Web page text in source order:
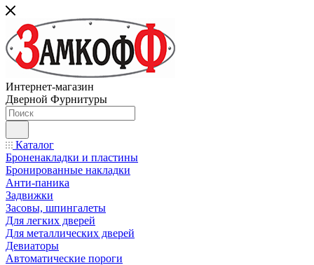
Интернет-магазин
Дверной Фурнитуры
Каталог
Броненакладки и пластины
Бронированные накладки
Анти-паника
Задвижки
Засовы, шпингалеты
Для легких дверей
Для металлических дверей
Девиаторы
Автоматические пороги